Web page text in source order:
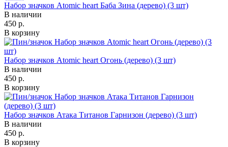
Набор значков Atomic heart Баба Зина (дерево) (3 шт)
В наличии
450 р.
В корзину
Набор значков Atomic heart Огонь (дерево) (3 шт)
В наличии
450 р.
В корзину
Набор значков Атака Титанов Гарнизон (дерево) (3 шт)
В наличии
450 р.
В корзину